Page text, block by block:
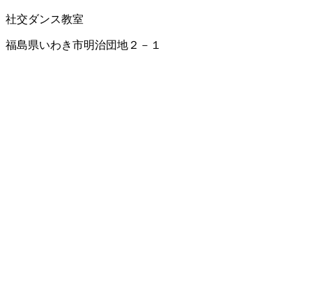
社交ダンス教室
福島県いわき市明治団地２－１